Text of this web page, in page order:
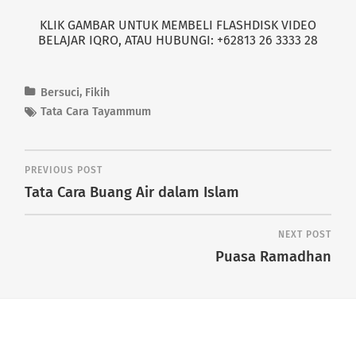
KLIK GAMBAR UNTUK MEMBELI FLASHDISK VIDEO
BELAJAR IQRO, ATAU HUBUNGI: +62813 26 3333 28
Bersuci, Fikih
Tata Cara Tayammum
PREVIOUS POST
Tata Cara Buang Air dalam Islam
NEXT POST
Puasa Ramadhan